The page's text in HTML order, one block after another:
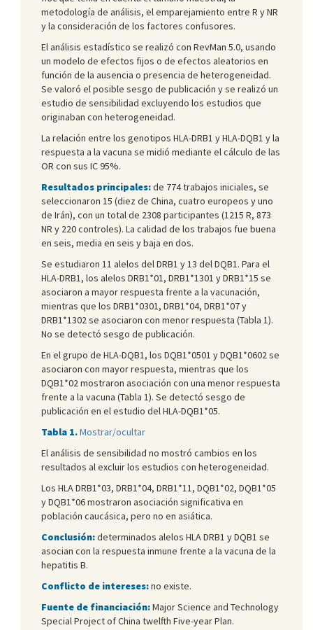
metodología de análisis, el emparejamiento entre R y NR
y la consideración de los factores confusores.
El análisis estadístico se realizó con RevMan 5.0, usando
un modelo de efectos fijos o de efectos aleatorios en
función de la ausencia o presencia de heterogeneidad.
Se valoró el posible sesgo de publicación y se realizó un
estudio de sensibilidad excluyendo los estudios que
originaban con heterogeneidad.
La relación entre los genotipos HLA-DRB1 y HLA-DQB1 y la
respuesta a la vacuna se midió mediante el cálculo de las
OR con sus IC 95%.
Resultados principales:de 774 trabajos iniciales, se
seleccionaron 15 (diez de China, cuatro europeos y uno
de Irán), con un total de 2308 participantes (1215 R, 873
NR y 220 controles). La calidad de los trabajos fue buena
en seis, media en seis y baja en dos.
Se estudiaron 11 alelos del DRB1 y 13 del DQB1. Para el
HLA-DRB1, los alelos DRB1*01, DRB1*1301 y DRB1*15 se
asociaron a mayor respuesta frente a la vacunación,
mientras que los DRB1*0301, DRB1*04, DRB1*07 y
DRB1*1302 se asociaron con menor respuesta (Tabla 1).
No se detectó sesgo de publicación.
En el grupo de HLA-DQB1, los DQB1*0501 y DQB1*0602 se
asociaron con mayor respuesta, mientras que los
DQB1*02 mostraron asociación con una menor respuesta
frente a la vacuna (Tabla 1). Se detectó sesgo de
publicación en el estudio del HLA-DQB1*05.
Tabla 1.Mostrar/ocultar
El análisis de sensibilidad no mostró cambios en los
resultados al excluir los estudios con heterogeneidad.
Los HLA DRB1*03, DRB1*04, DRB1*11, DQB1*02, DQB1*05
y DQB1*06 mostraron asociación significativa en
población caucásica, pero no en asiática.
Conclusión:determinados alelos HLA DRB1 y DQB1 se
asocian con la respuesta inmune frente a la vacuna de la
hepatitis B.
Conflicto de intereses:no existe.
Fuente de financiación:Major Science and Technology
Special Project of China twelfth Five-year Plan.